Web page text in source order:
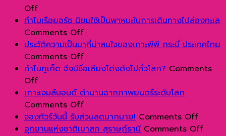
แห่ง
การ
ชม
วิว
ทะเลใน
พังงา
Offon
สวน
น้ำ
Andamanda
Phuket
สถาน
ที่
ท่อง
เที่ยว
จุด
หมาย
ทำไมเรือยอร์ช นิยมใช้เป็นพาหนะในการเดินทางไปล่องทะเล
Comments Offon
ทำไม
เรือ
ยอร์ช
ใช้
เป็น
พาหนะ
ใน
ประวัติความเป็นมาที่น่าสนใจของเกาะพีพี กระบี่ ประเทศไทย
Comments Offon
ประวัติ
เป็น
มา
ที่
น่า
ทำไมภูเก็ต จึงมีชื่อเสียงโด่งดังไปทั่วโลก? Comments
Offon
ทำไม
ภูเก็ต
จึง
มีชื่อ
เกาะเจมส์บอนด์ ตำนานฉากภาพยนตร์ระดับโลก
Comments Offon
เกาะ
เจมส์
จองทัวร์วันนี้ รับส่วนลดมากมาย! Comments Offon
จอง
อุทยานแห่งชาติเขาสก สุราษฎ์ธานี Comments Offon